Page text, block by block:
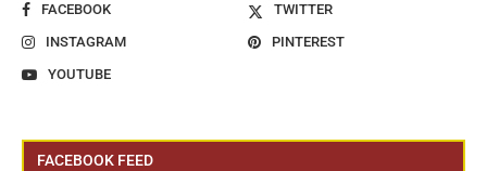
FACEBOOK
TWITTER
INSTAGRAM
PINTEREST
YOUTUBE
FACEBOOK FEED